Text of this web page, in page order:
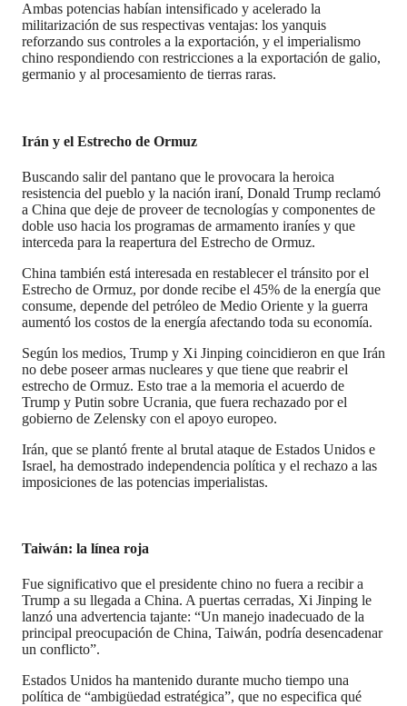
Ambas potencias habían intensificado y acelerado la
militarización de sus respectivas ventajas: los yanquis
reforzando sus controles a la exportación, y el imperialismo
chino respondiendo con restricciones a la exportación de galio,
germanio y al procesamiento de tierras raras.
Irán y el Estrecho de Ormuz
Buscando salir del pantano que le provocara la heroica
resistencia del pueblo y la nación iraní, Donald Trump reclamó
a China que deje de proveer de tecnologías y componentes de
doble uso hacia los programas de armamento iraníes y que
interceda para la reapertura del Estrecho de Ormuz.
China también está interesada en restablecer el tránsito por el
Estrecho de Ormuz, por donde recibe el 45% de la energía que
consume, depende del petróleo de Medio Oriente y la guerra
aumentó los costos de la energía afectando toda su economía.
Según los medios, Trump y Xi Jinping coincidieron en que Irán
no debe poseer armas nucleares y que tiene que reabrir el
estrecho de Ormuz. Esto trae a la memoria el acuerdo de
Trump y Putin sobre Ucrania, que fuera rechazado por el
gobierno de Zelensky con el apoyo europeo.
Irán, que se plantó frente al brutal ataque de Estados Unidos e
Israel, ha demostrado independencia política y el rechazo a las
imposiciones de las potencias imperialistas.
Taiwán: la línea roja
Fue significativo que el presidente chino no fuera a recibir a
Trump a su llegada a China. A puertas cerradas, Xi Jinping le
lanzó una advertencia tajante: “Un manejo inadecuado de la
principal preocupación de China, Taiwán, podría desencadenar
un conflicto”.
Estados Unidos ha mantenido durante mucho tiempo una
política de “ambigüedad estratégica”, que no especifica qué